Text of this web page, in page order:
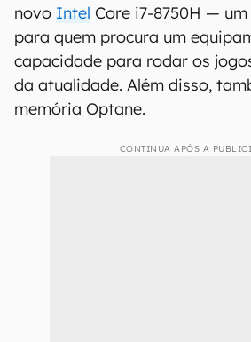
novo Intel Core i7-8750H —
para quem procura um
capacidade para rodar os
da atualidade. Além disso,
memória Optane.
CONTINUA APÓS A